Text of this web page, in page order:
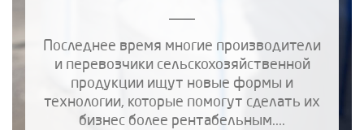
Последнее время многие производители
и перевозчики сельскохозяйственной
продукции ищут новые формы и
технологии, которые помогут сделать их
бизнес более рентабельным....